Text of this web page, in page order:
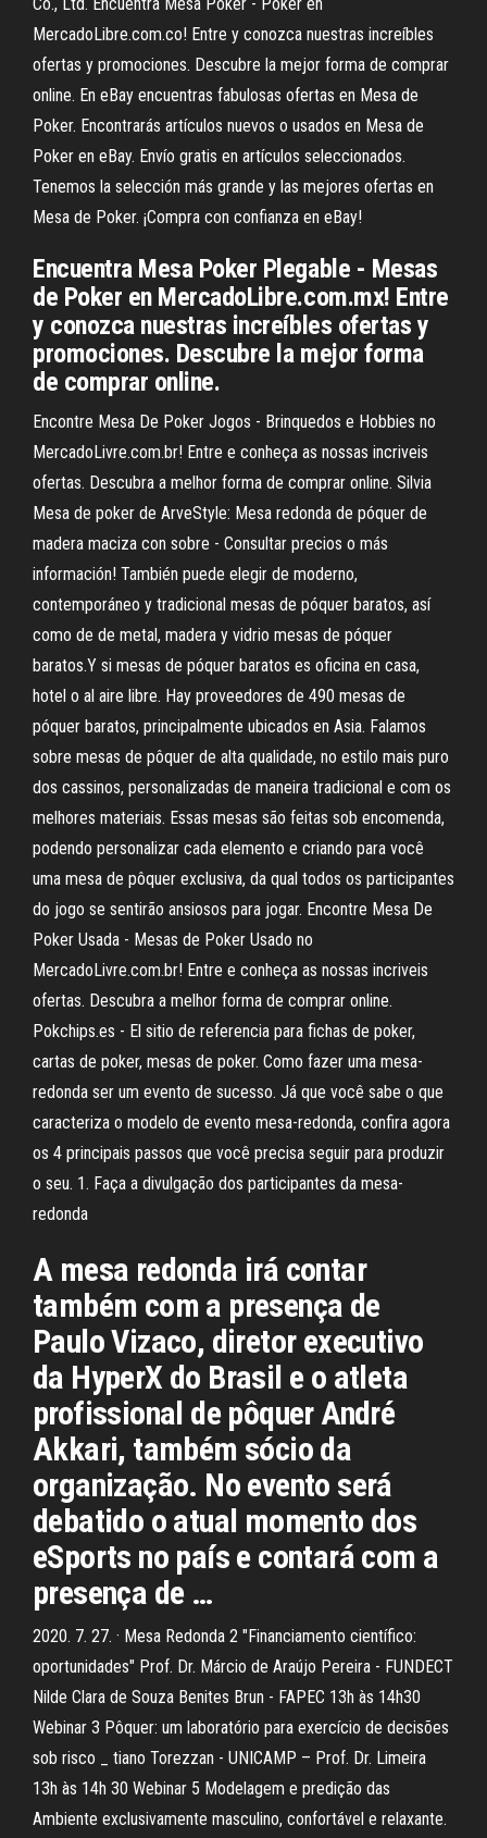
MercadoLibre.com.co! Entre y conozca nuestras increíbles
ofertas y promociones. Descubre la mejor forma de comprar
online. En eBay encuentras fabulosas ofertas en Mesa de
Poker. Encontrarás artículos nuevos o usados en Mesa de
Poker en eBay. Envío gratis en artículos seleccionados.
Tenemos la selección más grande y las mejores ofertas en
Mesa de Poker. ¡Compra con confianza en eBay!
Encuentra Mesa Poker Plegable - Mesas
de Poker en MercadoLibre.com.mx! Entre
y conozca nuestras increíbles ofertas y
promociones. Descubre la mejor forma
de comprar online.
Encontre Mesa De Poker Jogos - Brinquedos e Hobbies no
MercadoLivre.com.br! Entre e conheça as nossas incriveis
ofertas. Descubra a melhor forma de comprar online. Silvia
Mesa de poker de ArveStyle: Mesa redonda de póquer de
madera maciza con sobre - Consultar precios o más
información! También puede elegir de moderno,
contemporáneo y tradicional mesas de póquer baratos, así
como de de metal, madera y vidrio mesas de póquer
baratos.Y si mesas de póquer baratos es oficina en casa,
hotel o al aire libre. Hay proveedores de 490 mesas de
póquer baratos, principalmente ubicados en Asia. Falamos
sobre mesas de pôquer de alta qualidade, no estilo mais puro
dos cassinos, personalizadas de maneira tradicional e com os
melhores materiais. Essas mesas são feitas sob encomenda,
podendo personalizar cada elemento e criando para você
uma mesa de pôquer exclusiva, da qual todos os participantes
do jogo se sentirão ansiosos para jogar. Encontre Mesa De
Poker Usada - Mesas de Poker Usado no
MercadoLivre.com.br! Entre e conheça as nossas incriveis
ofertas. Descubra a melhor forma de comprar online.
Pokchips.es - El sitio de referencia para fichas de poker,
cartas de poker, mesas de poker. Como fazer uma mesa-
redonda ser um evento de sucesso. Já que você sabe o que
caracteriza o modelo de evento mesa-redonda, confira agora
os 4 principais passos que você precisa seguir para produzir
o seu. 1. Faça a divulgação dos participantes da mesa-
redonda
A mesa redonda irá contar
também com a presença de
Paulo Vizaco, diretor executivo
da HyperX do Brasil e o atleta
profissional de pôquer André
Akkari, também sócio da
organização. No evento será
debatido o atual momento dos
eSports no país e contará com a
presença de …
2020. 7. 27. · Mesa Redonda 2 "Financiamento científico:
oportunidades" Prof. Dr. Márcio de Araújo Pereira - FUNDECT
Nilde Clara de Souza Benites Brun - FAPEC 13h às 14h30
Webinar 3 Pôquer: um laboratório para exercício de decisões
sob risco _ tiano Torezzan - UNICAMP – Prof. Dr. Limeira
13h às 14h 30 Webinar 5 Modelagem e predição das
Ambiente exclusivamente masculino, confortável e relaxante.